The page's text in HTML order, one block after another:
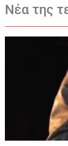
Νέα της